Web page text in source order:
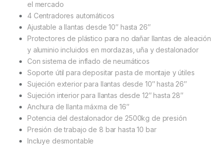
el mercado
4 Centradores automáticos
Ajustable a llantas desde 10″ hasta 26″
Protectores de plástico para no dañar llantas de aleación
y aluminio incluidos en mordazas, uña y destalonador
Con sistema de inflado de neumáticos
Soporte útil para depositar pasta de montaje y útiles
Sujeción exterior para llantas desde 10″ hasta 26″
Sujeción interior para llantas desde 12″ hasta 28″
Anchura de llanta máxma de 16″
Potencia del destalonador de 2500kg de presión
Presión de trabajo de 8 bar hasta 10 bar
Incluye desmontable